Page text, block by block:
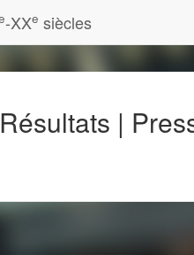
-XXe siècles
Résultats |